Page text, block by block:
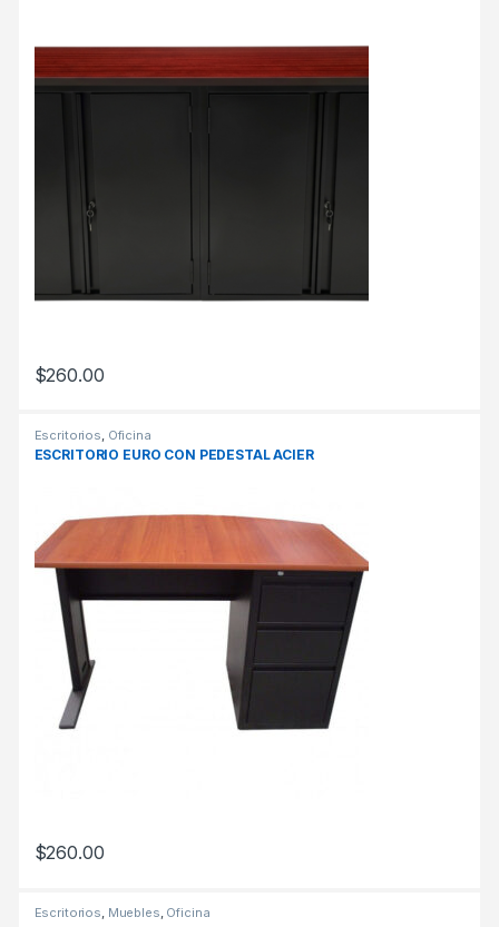
$260.00
Escritorios Oficina
ESCRITORIO EURO CON PEDESTAL ACIER
$260.00
Escritorios, Muebles, Oficina